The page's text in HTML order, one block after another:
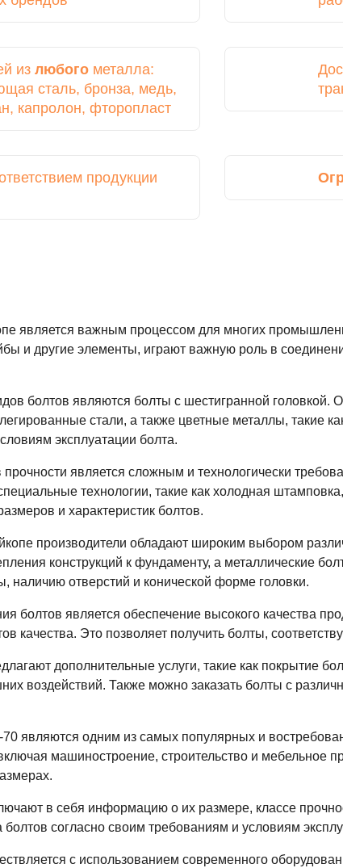
из любого металла:
сталь, бронза, медь,
капролон, фторопласт
продукции
является важным процессом для многих
и другие элементы, играют важную роль в
болтов являются болты с шестигранной головкой.
стали, а также цветные металлы, такие
эксплуатации болта.
прочности является сложным и технологически
технологии, такие как холодная
и характеристик болтов.
производители обладают широким выбором
конструкций к фундаменту, а металлические
наличию отверстий и конической форме головки.
болтов является обеспечение высокого качества
качества. Это позволяет получить болты,
дополнительные услуги, такие как покрытие
воздействий. Также можно заказать болты с
являются одним из самых популярных и
машиностроение, строительство и мебельное
в себя информацию о их размере, классе
согласно своим требованиям и условиям
с использованием современного